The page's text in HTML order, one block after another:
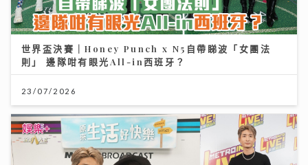
世界盃決賽｜Honey Punch x N5自帶睇波「女團法
則」 邊隊咁有眼光All-in西班牙？
23/07/2026